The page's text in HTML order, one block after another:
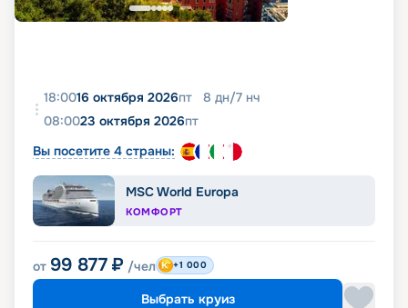
18:0016 октября 2026пт 8 дн/7 нч
08:0023 октября 2026пт
Вы посетите 4 страны:
MSC World Europa
КОМФОРТ
от 99 877 ₽ /чел +1 000
Выбрать круиз